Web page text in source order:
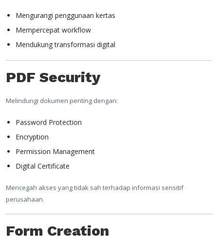
Mengurangi penggunaan kertas
Mempercepat workflow
Mendukung transformasi digital
PDF Security
Melindungi dokumen penting dengan:
Password Protection
Encryption
Permission Management
Digital Certificate
Mencegah akses yang tidak sah terhadap informasi sensitif
perusahaan.
Form Creation